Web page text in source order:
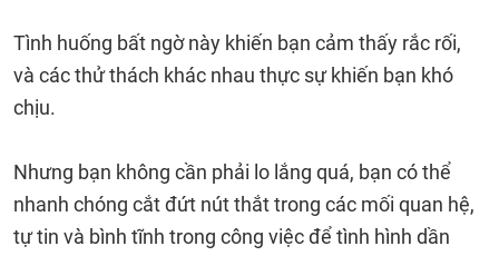
Tình huống bất ngờ này khiến bạn cảm thấy rắc rối,
và các thử thách khác nhau thực sự khiến bạn khó
chịu.
Nhưng bạn không cần phải lo lắng quá, bạn có thể
nhanh chóng cắt đứt nút thắt trong các mối quan hệ,
tự tin và bình tĩnh trong công việc để tình hình dần